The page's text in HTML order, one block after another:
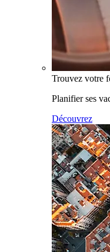
Trouvez votre
Planifier ses
Découvrez